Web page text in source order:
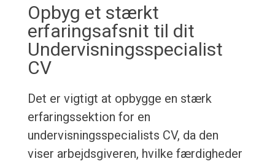
Opbyg et stærkt
erfaringsafsnit til dit
Undervisningsspecialist
CV
Det er vigtigt at opbygge en stærk
erfaringssektion for en
undervisningsspecialists CV, da den
viser arbejdsgiveren, hvilke færdigheder